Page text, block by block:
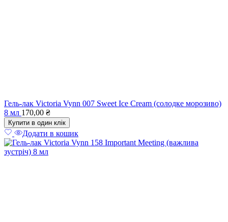
Гель-лак Victoria Vynn 007 Sweet Ice Cream (солодке морозиво)
8 мл 170,00 ₴
Купити в один клік
Додати в кошик